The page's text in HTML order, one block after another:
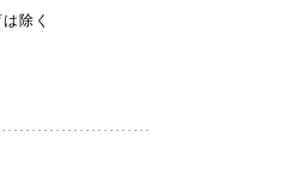
除く